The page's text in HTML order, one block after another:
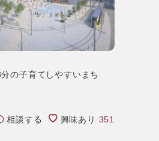
の子育てしやすいまち
相談する 興味あり 351